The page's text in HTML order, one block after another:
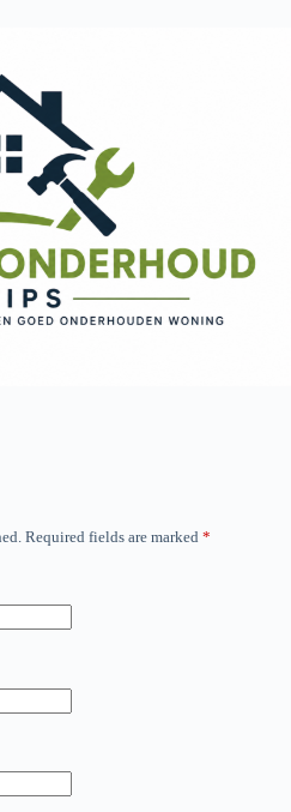
Required fields are marked *